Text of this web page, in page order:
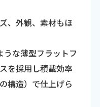
、外観、素材もほ
な薄型フラットフ
を採用し積載効率
構造）で仕上げら